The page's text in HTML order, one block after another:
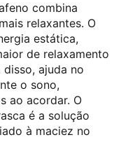
combina
relaxantes. O
estática,
de relaxamento
ajuda no
o sono,
ao acordar. O
é a solução
à maciez no